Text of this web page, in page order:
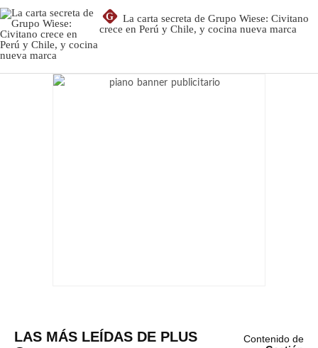
G
La carta secreta de Grupo Wiese: Civitano
crece en Perú y Chile, y cocina nueva marca
LAS MÁS LEÍDAS DE PLUS
Contenido de